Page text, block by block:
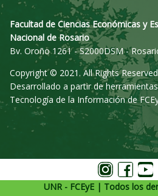
Facultad de Ciencias Económicas y
Nacional de Rosario
Bv. Oroño 1261 - S2000DSM -
Copyright © 2021. All Rights
Desarrollado a partir de
Tecnología de la Información de
UNR - FCEyE | Todos los